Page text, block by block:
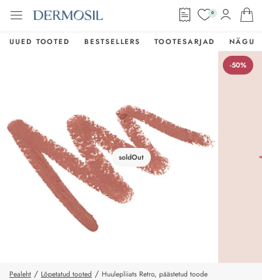
0
UUED TOOTED BESTSELLERS TOOTESARJAD NÄGU
soldOut
-50%
Pealeht / Lõpetatud tooted / Huulepliiats Retro, päästetud toode